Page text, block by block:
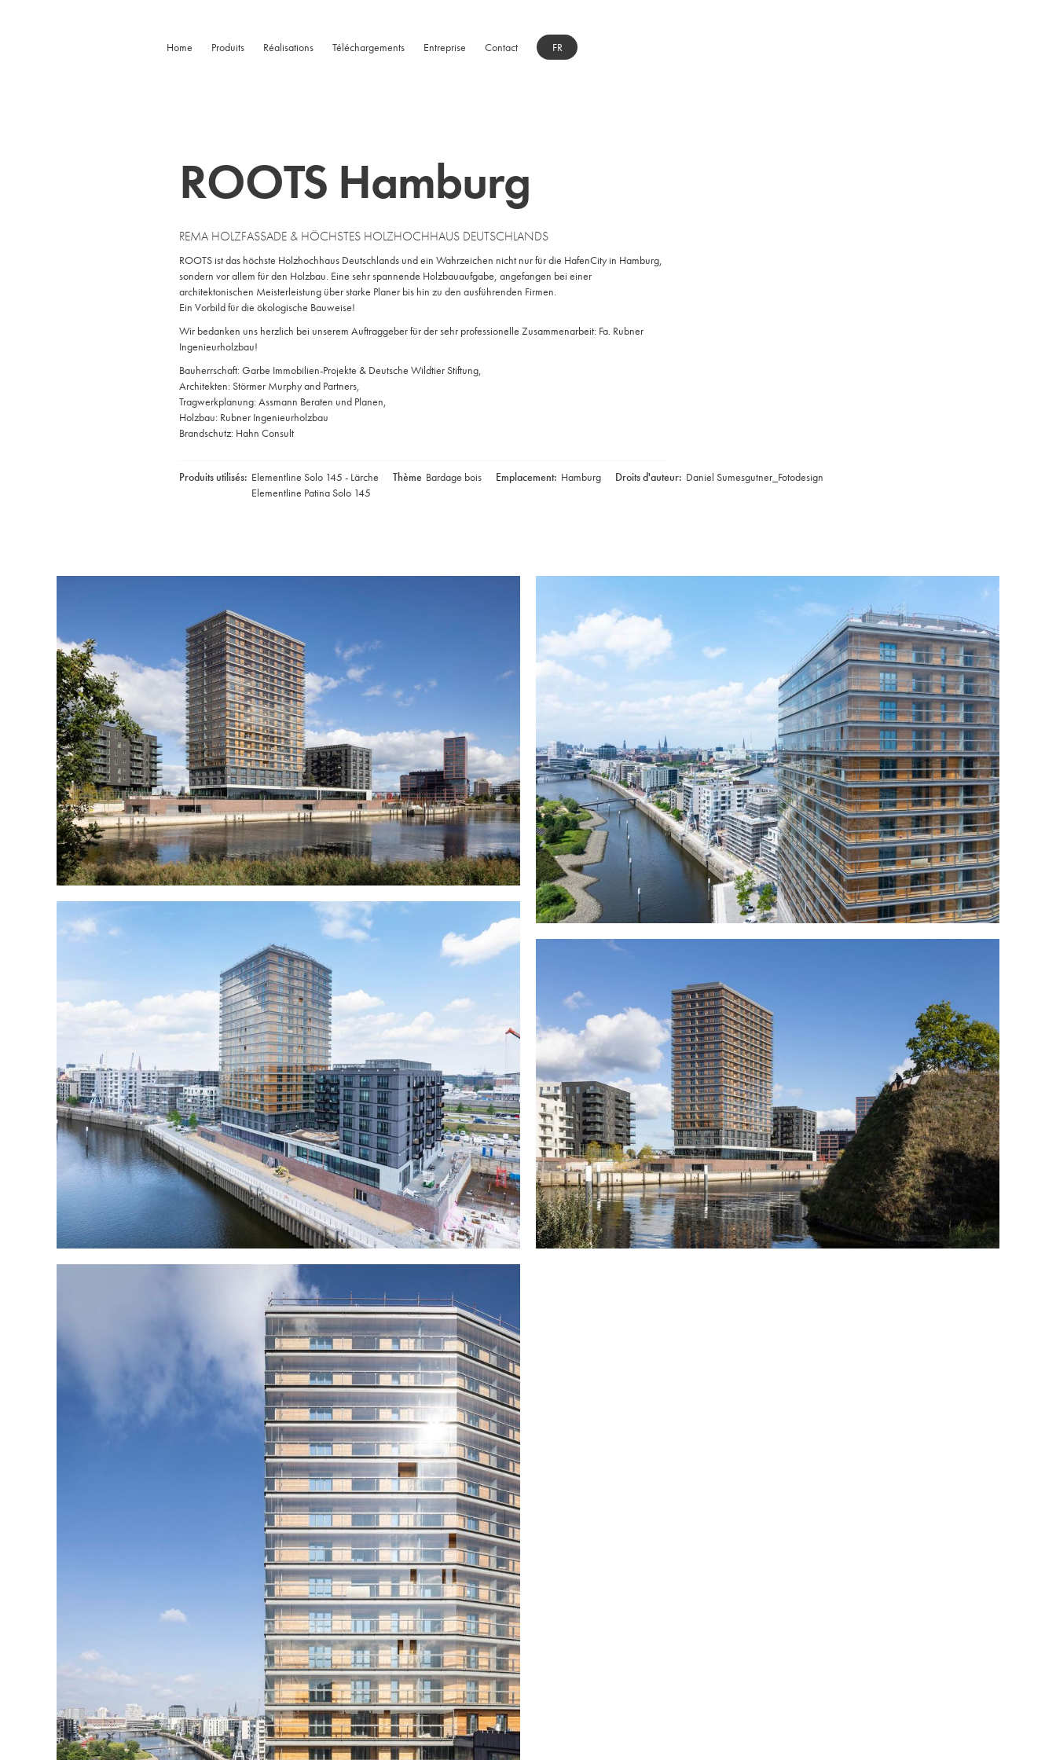
Home Produits Réalisations Téléchargements Entreprise Contact FR
ROOTS Hamburg
REMA HOLZFASSADE & HÖCHSTES HOLZHOCHHAUS DEUTSCHLANDS
ROOTS ist das höchste Holzhochhaus Deutschlands und ein Wahrzeichen nicht nur für die HafenCity in Hamburg,
sondern vor allem für den Holzbau. Eine sehr spannende Holzbauaufgabe, angefangen bei einer
architektonischen Meisterleistung über starke Planer bis hin zu den ausführenden Firmen.
Ein Vorbild für die ökologische Bauweise!
Wir bedanken uns herzlich bei unserem Auftraggeber für der sehr professionelle Zusammenarbeit: Fa. Rubner
Ingenieurholzbau!
Bauherrschaft: Garbe Immobilien-Projekte & Deutsche Wildtier Stiftung,
Architekten: Störmer Murphy and Partners,
Tragwerkplanung: Assmann Beraten und Planen,
Holzbau: Rubner Ingenieurholzbau
Brandschutz: Hahn Consult
Produits utilisés: Elementline Solo 145 - Lärche
Elementline Patina Solo 145
Thème Bardage bois Emplacement: Hamburg Droits d'auteur: Daniel Sumesgutner_Fotodesign